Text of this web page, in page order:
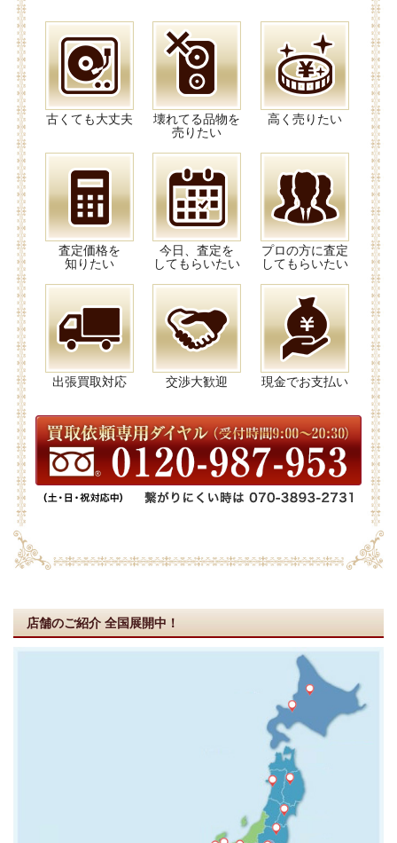
古くても大丈夫
壊れてる品物を
売りたい
高く売りたい
査定価格を
知りたい
今日、査定を
してもらいたい
プロの方に査定
してもらいたい
出張買取対応 交渉大歓迎 現金でお支払い
店舗のご紹介 全国展開中！